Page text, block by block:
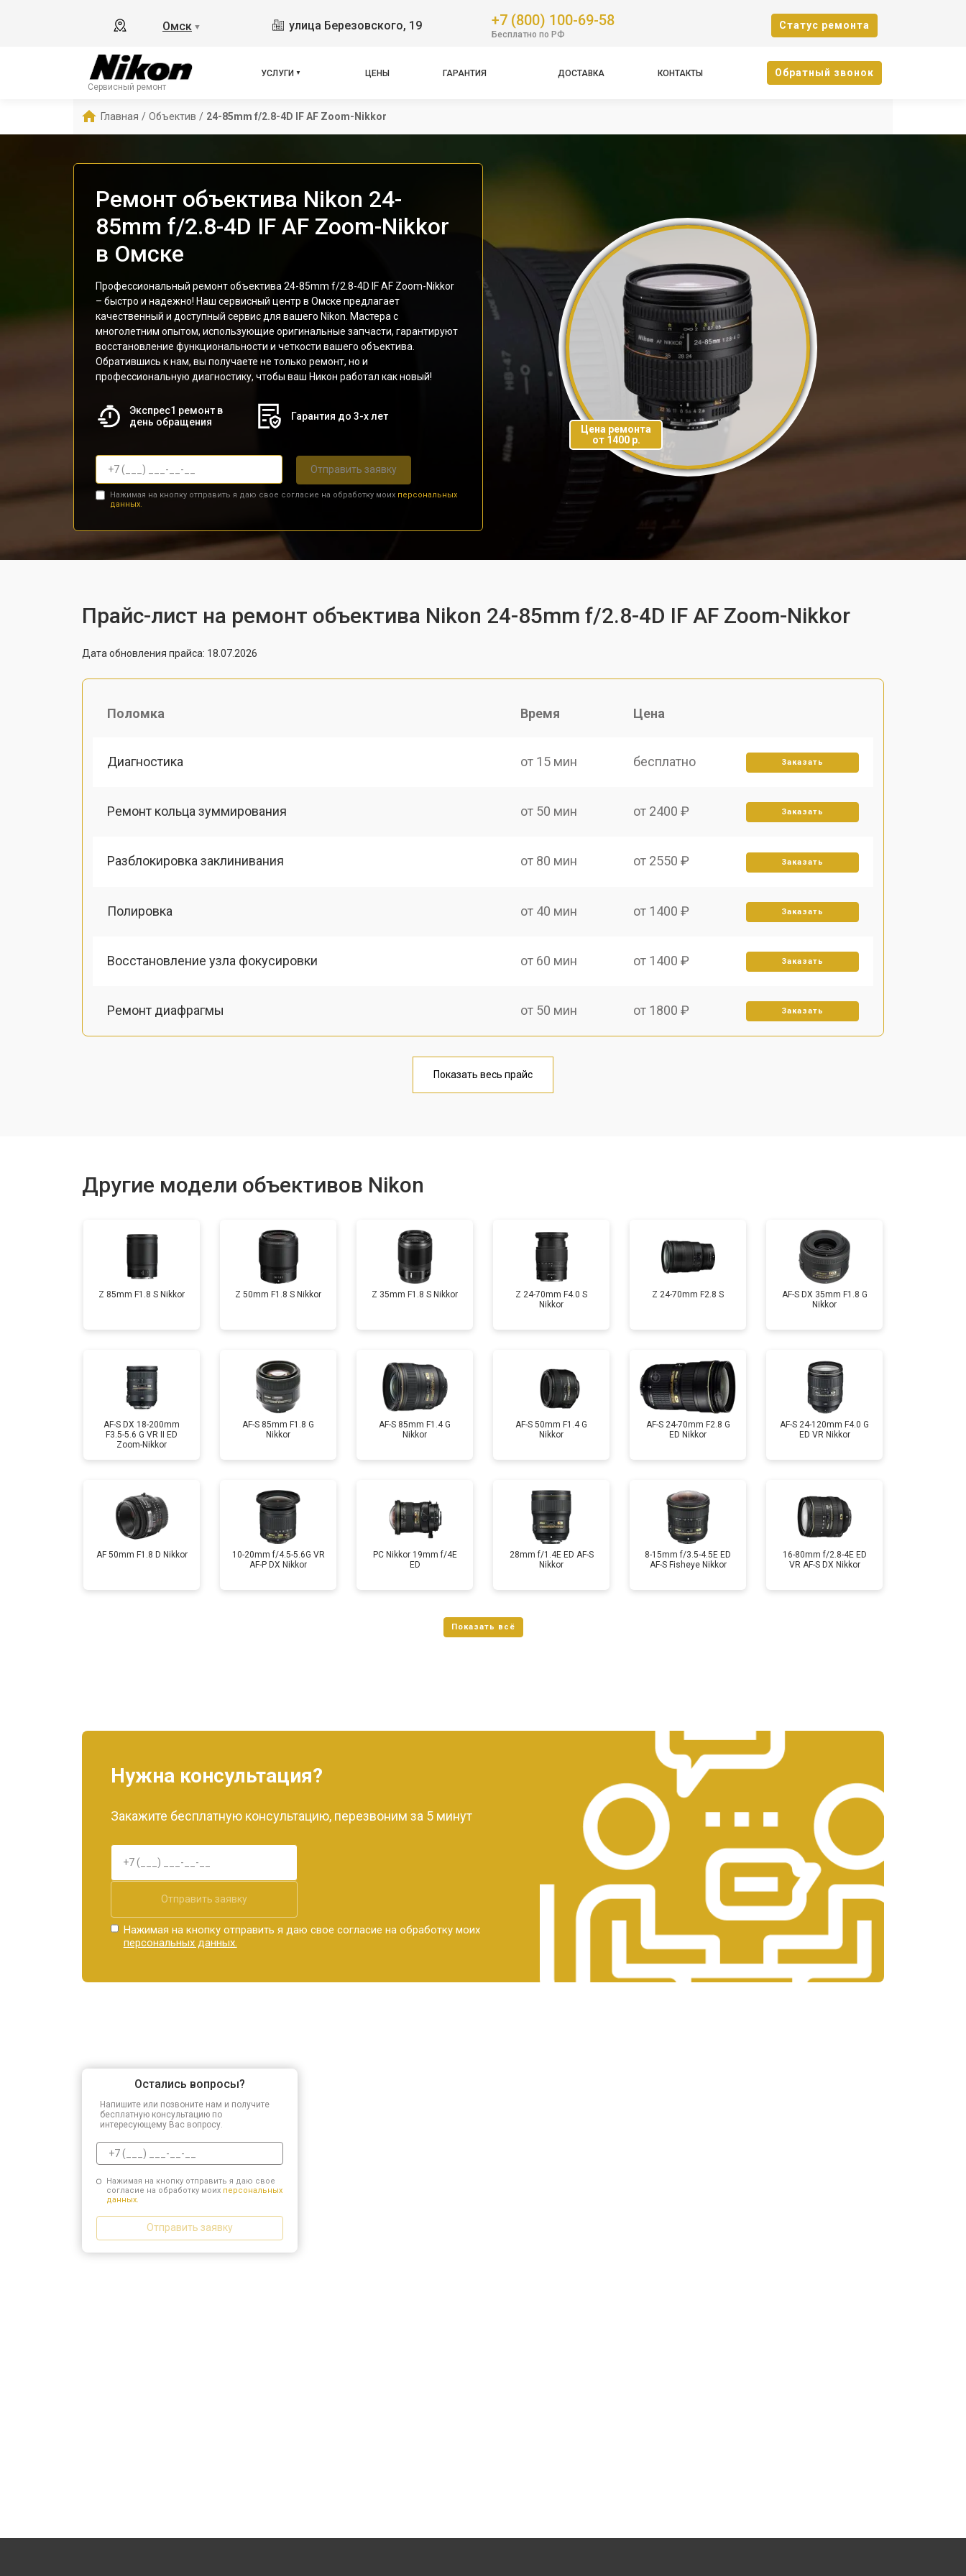
Омск ▼ улица Березовского, 19 +7 (800) 100-69-58
Бесплатно по РФ
Cтатус ремонта
Сервисный ремонт
УСЛУГИ ЦЕНЫ ГАРАНТИЯ ДОСТАВКА КОНТАКТЫ Oбратный звонок
Главная / Объектив / 24-85mm f/2.8-4D IF AF Zoom-Nikkor
Ремонт объектива Nikon 24-
85mm f/2.8-4D IF AF Zoom-Nikkor
в Омске
Профессиональный ремонт объектива 24-85mm f/2.8-4D IF AF Zoom-Nikkor
– быстро и надежно! Наш сервисный центр в Омске предлагает
качественный и доступный сервис для вашего Nikon. Мастера с
многолетним опытом, использующие оригинальные запчасти, гарантируют
восстановление функциональности и четкости вашего объектива.
Обратившись к нам, вы получаете не только ремонт, но и
профессиональную диагностику, чтобы ваш Никон работал как новый!
Экспрес1 ремонт в
день обращения
Гарантия до 3-х лет
Отправить заявку
Нажимая на кнопку отправить я даю свое согласие на обработку моих персональных
данных.
Цена ремонта
от 1400 р.
Прайс-лист на ремонт объектива Nikon 24-85mm f/2.8-4D IF AF Zoom-Nikkor
Дата обновления прайса: 18.07.2026
Поломка Время Цена
Диагностика от 15 мин бесплатно Заказать
Ремонт кольца зуммирования от 50 мин от 2400 ₽ Заказать
Разблокировка заклинивания от 80 мин от 2550 ₽ Заказать
Полировка от 40 мин от 1400 ₽ Заказать
Восстановление узла фокусировки от 60 мин от 1400 ₽ Заказать
Ремонт диафрагмы от 50 мин от 1800 ₽ Заказать
от 60 мин
Ремонт шлейфа оптического стабилизатора от 80 мин от 2600 ₽ Заказать
Показать весь прайс
Другие модели объективов Nikon
Z 85mm F1.8 S Nikkor Z 50mm F1.8 S Nikkor Z 35mm F1.8 S Nikkor
Z 24-70mm F4.0 S
Nikkor
Z 24-70mm F2.8 S
AF-S DX 35mm F1.8 G
Nikkor
AF-S DX 18-200mm
F3.5-5.6 G VR II ED
Zoom-Nikkor
AF-S 85mm F1.8 G
Nikkor
AF-S 85mm F1.4 G
Nikkor
AF-S 50mm F1.4 G
Nikkor
AF-S 24-70mm F2.8 G
ED Nikkor
AF-S 24-120mm F4.0 G
ED VR Nikkor
AF 50mm F1.8 D Nikkor
10-20mm f/4.5-5.6G VR
AF-P DX Nikkor
PC Nikkor 19mm f/4E
ED
28mm f/1.4E ED AF-S
Nikkor
8-15mm f/3.5-4.5E ED
AF-S Fisheye Nikkor
16-80mm f/2.8-4E ED
VR AF-S DX Nikkor
Нужна консультация?
Закажите бесплатную консультацию, перезвоним за 5 минут
Отправить заявку
Нажимая на кнопку отправить я даю свое согласие на обработку моих
персональных данных.
Остались вопросы?
Напишите или позвоните нам и получите
бесплатную консультацию по
интересующему Вас вопросу.
Нажимая на кнопку отправить я даю свое
согласие на обработку моих персональных
данных.
Отправить заявку